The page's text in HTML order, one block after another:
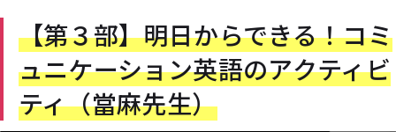
【第３部】明日からできる！コミ
ュニケーション英語のアクティビ
ティ（當麻先生）